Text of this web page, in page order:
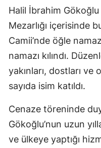
Halil İbrahim
Mezarlığı içerisinde
Camii’nde öğle
namazı kılındı.
yakınları, dostları ve
sayıda isim katıldı.
Cenaze töreninde
Gökoğlu’nun uzun
ve ülkeye yaptığı